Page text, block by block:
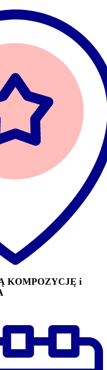
KOMPOZYCJĘ i